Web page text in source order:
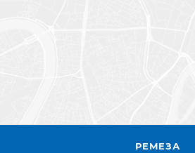
РЕМЕЗА